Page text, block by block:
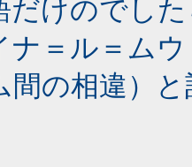
だけのでし
＝ル＝ム
間の相違）